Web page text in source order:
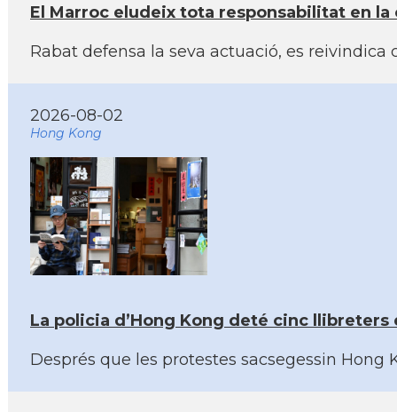
El Marroc eludeix tota responsabilitat en
Rabat defensa la seva actuació, es
2026-08-02
Hong Kong
La policia d’Hong Kong deté cinc
Després que les protestes sacsegessin